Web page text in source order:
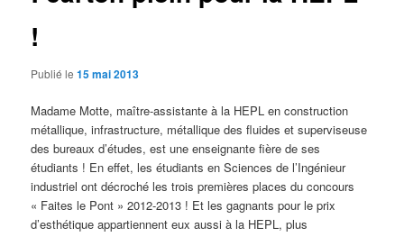
!
Publié le15 mai 2013
Madame Motte, maître-assistante à la HEPL en construction
métallique, infrastructure, métallique des fluides et superviseuse
des bureaux d’études, est une enseignante fière de ses
étudiants ! En effet, les étudiants en Sciences de l’Ingénieur
industriel ont décroché les trois premières places du concours
« Faites le Pont » 2012-2013 ! Et les gagnants pour le prix
d’esthétique appartiennent eux aussi à la HEPL, plus